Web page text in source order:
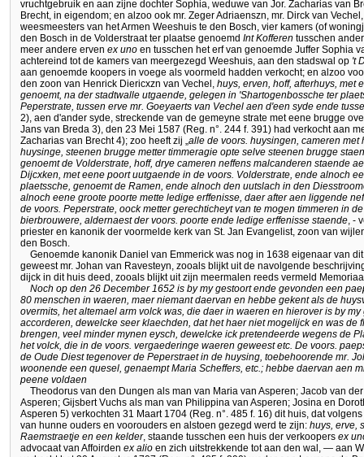
vruchtgebruik en aan zijne dochter Sophia, weduwe van Jor. Zacharias van
Brecht, in eigendom; en alzoo ook mr. Zeger Adriaenszn, mr. Dirck van
weesmeesters van het Armen Weeshuis te den Bosch, vier kamers (of
den Bosch in de Volderstraat ter plaatse genoemd Int Kofferen tusschen
meer andere erven ex uno en tusschen het erf van genoemde Juffer Sophia
achtereind tot de kamers van meergezegd Weeshuis, aan den stadswal op 't
aan genoemde koopers in voege als voormeld hadden verkocht; en alzoo
den zoon van Henrick Diericxzn van Vechel, huys, erven, hoff, afterhuys, met
genoemt, na der stadtwalle utgaende, gelegen in 'Shartogenbossche ter
Peperstrate, tussen erve mr. Goeyaerts van Vechel aen d'een syde ende
2), aen d'ander syde, streckende van de gemeyne strate met eene brugge
Jans van Breda 3), den 23 Mei 1587 (Reg. n°. 244 f. 391) had verkocht aan
Zacharias van Brecht 4); zoo heeft zij „alle de voors. huysingen, cameren
huysinge, steenen brugge metter timmeragie opte selve steenen brugge
genoemt de Volderstrate, hoff, drye cameren neffens malcanderen staende
Dijcxken, met eene poort uutgaende in de voors. Volderstrate, ende alnoch
plaetssche, genoemt de Ramen, ende alnoch den uutslach in den
alnoch eene groote poorte mette ledige erffenisse, daer after aen liggende
de voors. Peperstrate, oock metter gerechticheyt van te mogen timmeren in
bierbrouwere, aldernaest der voors. poorte ende ledige erffenisse staende, -
priester en kanonik der voormelde kerk van St. Jan Evangelist, zoon van
den Bosch.
Genoemde kanonik Daniel van Emmerick was nog in 1638 eigenaar van
geweest mr. Johan van Ravesteyn, zooals blijkt uit de navolgende
dijck in dit huis deed, zooals blijkt uit zijn meermalen reeds vermeld
Noch op den 26 December 1652 is by my gestoort ende gevonden een
80 menschen in waeren, maer niemant daervan en hebbe gekent als de
overmits, het altemael arm volck was, die daer in waeren en hierover is by
accorderen, dewelcke seer klaechden, dat het haer niet mogelijck en was de
brengen, veel minder mynen eysch, dewelcke ick pretendeerde wegens de
het volck, die in de voors. vergaederinge waeren geweest etc. De voors.
de Oude Diest tegenover de Peperstraet in de huysing, toebehoorende mr.
woonende een quesel, genaempt Maria Scheffers, etc.; hebbe daervan aen
peene voldaen
Theodorus van den Dungen als man van Maria van Asperen; Jacob van
Asperen; Gijsbert Vuchs als man van Philippina van Asperen; Josina en
Asperen 5) verkochten 31 Maart 1704 (Reg. n°. 485 f. 16) dit huis, dat
van hunne ouders en voorouders en alstoen gezegd werd te zijn: huys, erve,
Raemstraetje en een kelder, staande tusschen een huis der verkoopers ex
advocaat van Affoirden ex alio en zich uitstrekkende tot aan den wal, — aan